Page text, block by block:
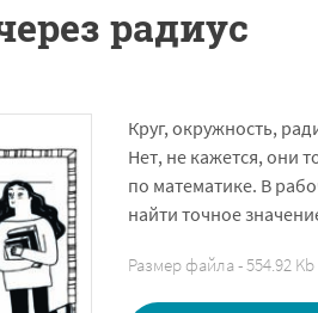
радиус
Круг, окружность,
Нет, не кажется, они
по математике. В
найти точное
Размер файла - 554.92 Kb